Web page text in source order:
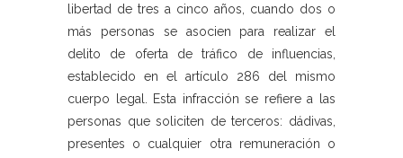
libertad de tres a cinco años, cuando dos o
más personas se asocien para realizar el
delito de oferta de tráfico de influencias,
establecido en el artículo 286 del mismo
cuerpo legal. Esta infracción se refiere a las
personas que soliciten de terceros: dádivas,
presentes o cualquier otra remuneración o